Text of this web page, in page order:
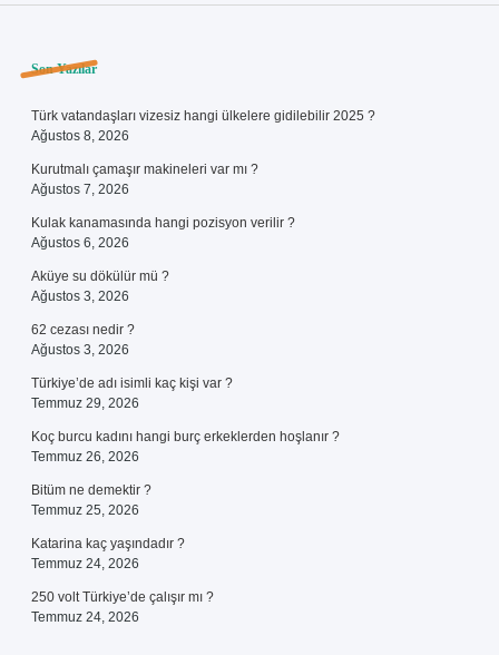
Sidebar
Son Yazılar
Türk vatandaşları vizesiz hangi ülkelere gidilebilir 2025 ?
Ağustos 8, 2026
Kurutmalı çamaşır makineleri var mı ?
Ağustos 7, 2026
Kulak kanamasında hangi pozisyon verilir ?
Ağustos 6, 2026
Aküye su dökülür mü ?
Ağustos 3, 2026
62 cezası nedir ?
Ağustos 3, 2026
Türkiye’de adı isimli kaç kişi var ?
Temmuz 29, 2026
Koç burcu kadını hangi burç erkeklerden hoşlanır ?
Temmuz 26, 2026
Bitüm ne demektir ?
Temmuz 25, 2026
Katarina kaç yaşındadır ?
Temmuz 24, 2026
250 volt Türkiye’de çalışır mı ?
Temmuz 24, 2026